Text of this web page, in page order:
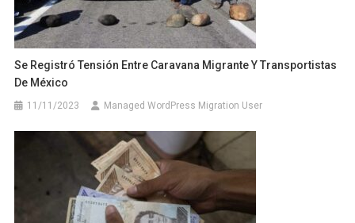
Se Registró Tensión Entre Caravana Migrante Y Transportistas
De México
11/11/2023 Managed WordPress Migration User